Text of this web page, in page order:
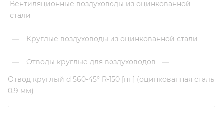
Вентиляционные воздуховоды из оцинкованной
стали
— Круглые воздуховоды из оцинкованной стали
— Отводы круглые для воздуховодов
—
Отвод круглый d 560-45° R-150 [нп] (оцинкованная сталь
0,9 мм)